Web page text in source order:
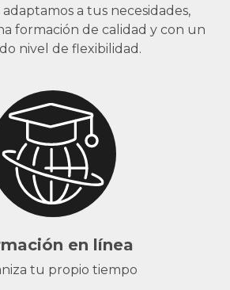
adaptamos a tus necesidades,
formación de calidad y con un
nivel de flexibilidad.
en línea
tu propio tiempo